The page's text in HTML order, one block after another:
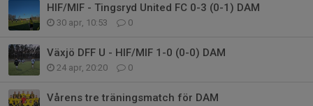
HIF/MIF - Tingsryd United FC 0-3 (0-1) DAM
30 apr, 10:53 0
Växjö DFF U - HIF/MIF 1-0 (0-0) DAM
24 apr, 20:20 0
Vårens tre träningsmatch för DAM